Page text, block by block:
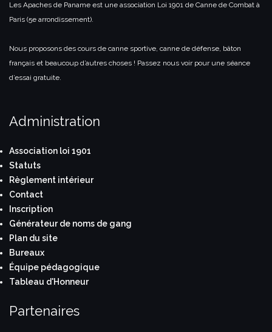
Les Apaches de Paname est une association Loi 1901 de Canne de Combat à
Paris (5e arrondissement).
Nous proposons des cours de canne sportive, canne de défense, bâton
français et beaucoup d’autres choses ! Passez nous voir pour une séance
d’essai gratuite.
Administration
Association loi 1901
Statuts
Règlement intérieur
Contact
Inscription
Générateur de noms de gang
Plan du site
Bureaux
Équipe pédagogique
Tableau d'Honneur
Partenaires